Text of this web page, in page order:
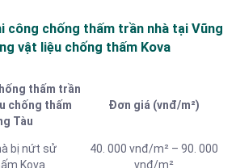
công chống thấm trần nhà tại Vũng
vật liệu chống thấm Kova
thấm trần
chống thấm
Tàu
Đơn giá (vnđ/m²)
bị nứt sử
Kova
40. 000 vnđ/m² – 90. 000
vnđ/m²